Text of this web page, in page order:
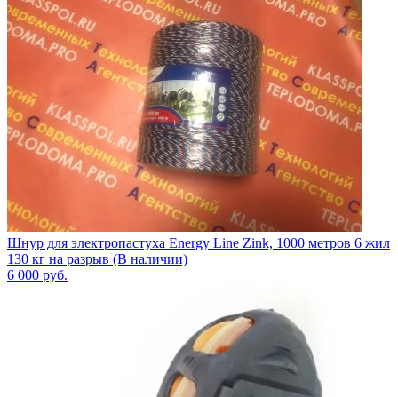
Шнур для электропастуха Energy Line Zink, 1000 метров 6 жил
130 кг на разрыв (В наличии)
6 000 руб.